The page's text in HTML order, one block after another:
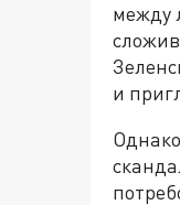
между
и